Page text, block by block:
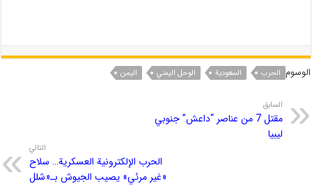
الوسوم الحرب السعودیة الوحل اليمني الیمن
السابق
مقتل 7 من عناصر “داعش” جنوبي
ليبيا
التالي
الحرب الإلكترونية العسكرية… سلاح
«غير مرئي» يصيب الجيوش بـ«شلل